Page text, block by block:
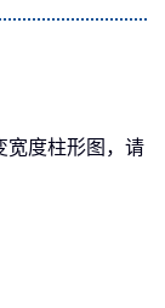
宽度柱形图，请